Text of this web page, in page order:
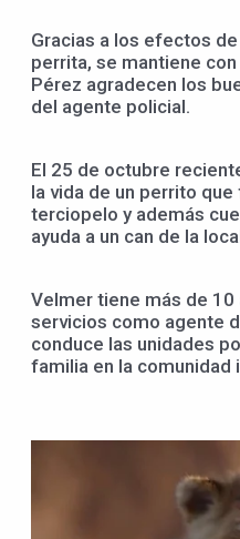
Gracias a los efectos
perrita, se mantiene
Pérez agradecen los
del agente policial.
El 25 de octubre
la vida de un perrito
terciopelo y además
ayuda a un can de la
Velmer tiene más de
servicios como agente
conduce las unidades
familia en la comunidad